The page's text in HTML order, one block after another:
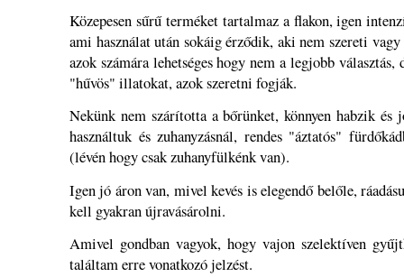
Közepesen sűrű terméket tartalmaz a flakon, igen
ami használat után sokáig érződik, aki nem szereti
azok számára lehetséges hogy nem a legjobb választás,
"hűvös" illatokat, azok szeretni fogják.
Nekünk nem szárította a bőrünket, könnyen habzik
használtuk és zuhanyzásnál, rendes "áztatós"
(lévén hogy csak zuhanyfülkénk van).
Igen jó áron van, mivel kevés is elegendő belőle,
kell gyakran újravásárolni.
Amivel gondban vagyok, hogy vajon szelektíven
találtam erre vonatkozó jelzést.